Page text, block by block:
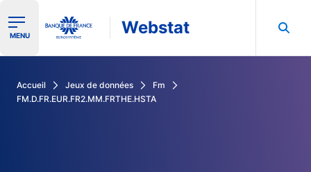
Ouvrir le menu de navigation
MENU Webstat
Accueil Jeux de données
Fm
FM.D.FR.EUR.FR2.MM.FRTHE.HSTA